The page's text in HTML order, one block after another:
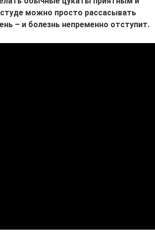
можно просто рассасывать
– и болезнь непременно отступит.